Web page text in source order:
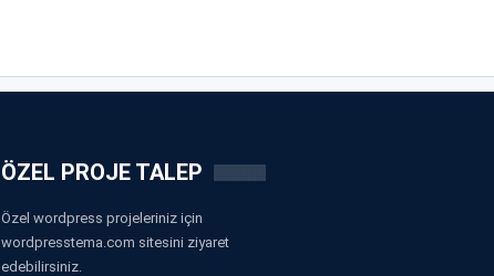
ÖZEL PROJE TALEP
Özel wordpress projeleriniz için
wordpresstema.com sitesini ziyaret
edebilirsiniz.